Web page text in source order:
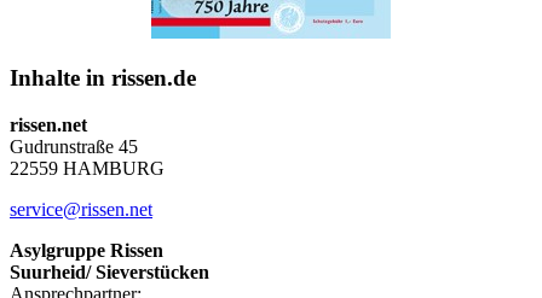
Inhalte in rissen.de
rissen.net
Gudrunstraße 45
22559 HAMBURG
service@rissen.net
Asylgruppe Rissen
Suurheid/ Sieverstücken
Ansprechpartner: